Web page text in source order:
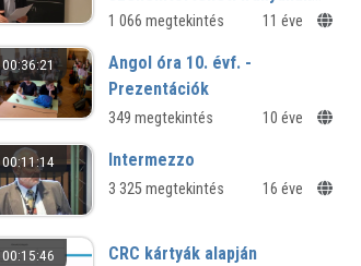
alapjai
1 066 megtekintés 11 éve
00:36:21
Angol óra 10. évf. -
Prezentációk
349 megtekintés 10 éve
00:11:14 Intermezzo
3 325 megtekintés 16 éve
00:15:46
CRC kártyák alapján